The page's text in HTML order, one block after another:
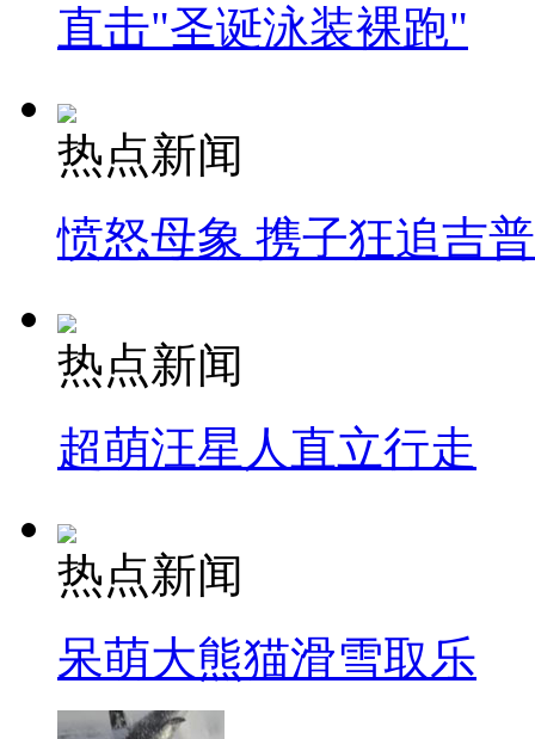
直击"圣诞泳装裸跑"
热点新闻
愤怒母象 携子狂追吉
热点新闻
超萌汪星人直立行走
热点新闻
呆萌大熊猫滑雪取乐